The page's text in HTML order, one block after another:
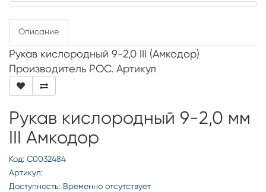
Описание
Рукав кислородный 9-2,0 III (Амкодор)
Производитель РОС. Артикул
Рукав кислородный 9-2,0 мм
III Амкодор
Код: С0032484
Артикул:
Доступность: Временно отсутствует